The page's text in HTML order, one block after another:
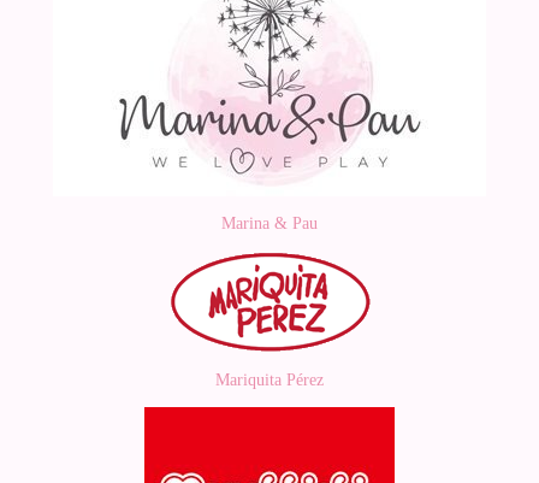
Marina & Pau
Mariquita Pérez